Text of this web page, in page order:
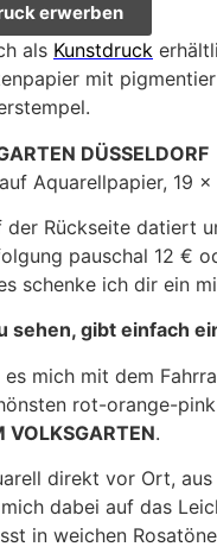
erwerben
als Kunstdruck
mit
DÜSSELDORF
Aquarellpapier, 19
Rückseite datiert
pauschal 12 €
schenke ich dir ein
sehen, gibt einfach
mich mit dem
rot-orange-
VOLKSGARTEN.
direkt vor Ort,
dabei auf das
in weichen